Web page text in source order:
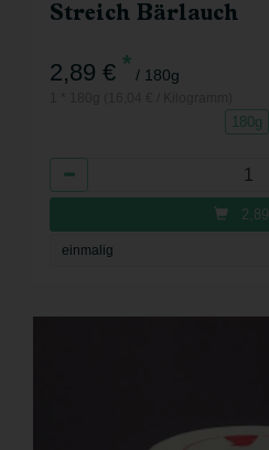
Streich Bärlauch
2,89 € * / 180g
180g
2,89